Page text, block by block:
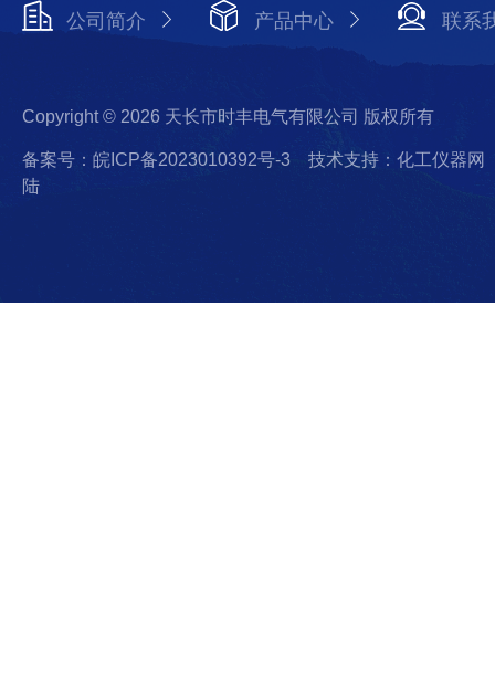
公司简介 产品中心 联系
Copyright © 2026 天长市时丰电气有限公司 版权所有
备案号：皖ICP备2023010392号-3
技术支持：化工仪器网
陆